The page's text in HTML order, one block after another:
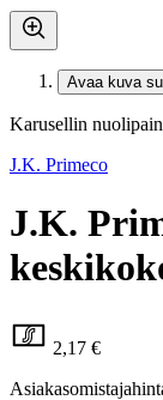
Avaa kuva
Karusellin
J.K. Primeco
J.K.
2,17 €